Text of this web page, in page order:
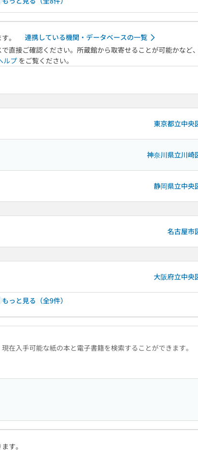
。
連携している機関・データベースの一覧
直接ご確認ください。所蔵館から取寄せることが可能かなど
ルプ をご覧ください。
東京都立中央
神奈川県立川崎
静岡県立中央
名古屋市
大阪府立中央
もっと見る（全9件）
在入手可能な紙の本と電子書籍を検索することができます。
す。